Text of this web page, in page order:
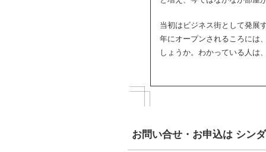
当初はビジネス街として発展
年にオープンされるころには
しょうか。わかっている人は
お問い合せ・お申込は シン